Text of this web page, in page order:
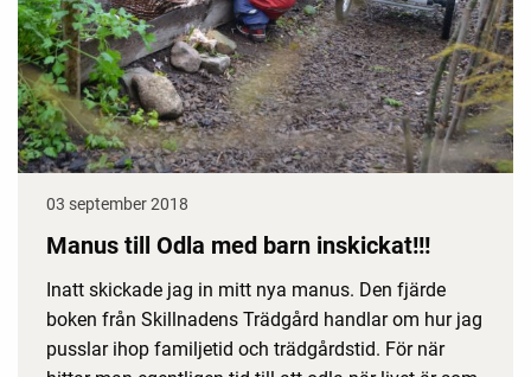
03 september 2018
Manus till Odla med barn inskickat!!!
Inatt skickade jag in mitt nya manus. Den fjärde
boken från Skillnadens Trädgård handlar om hur jag
pusslar ihop familjetid och trädgårdstid. För när